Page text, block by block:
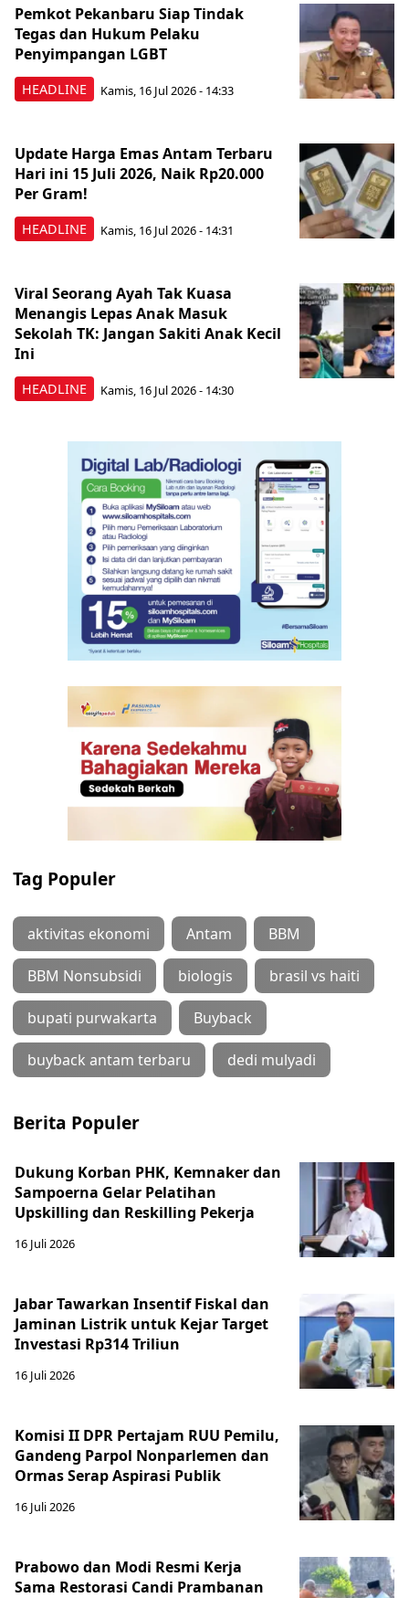
HEADLINE
Pemkot Pekanbaru Siap Tindak
Tegas dan Hukum Pelaku
Penyimpangan LGBT
Kamis, 16 Jul 2026 - 14:33
HEADLINE
Update Harga Emas Antam Terbaru
Hari ini 15 Juli 2026, Naik Rp20.000
Per Gram!
Kamis, 16 Jul 2026 - 14:31
HEADLINE
Viral Seorang Ayah Tak Kuasa
Menangis Lepas Anak Masuk
Sekolah TK: Jangan Sakiti Anak Kecil
Ini
Kamis, 16 Jul 2026 - 14:30
Tag Populer
aktivitas ekonomi Antam BBM
BBM Nonsubsidi biologis brasil vs haiti
bupati purwakarta Buyback
buyback antam terbaru dedi mulyadi
Berita Populer
Dukung Korban PHK, Kemnaker dan
Sampoerna Gelar Pelatihan
Upskilling dan Reskilling Pekerja
16 Juli 2026
Jabar Tawarkan Insentif Fiskal dan
Jaminan Listrik untuk Kejar Target
Investasi Rp314 Triliun
16 Juli 2026
Komisi II DPR Pertajam RUU Pemilu,
Gandeng Parpol Nonparlemen dan
Ormas Serap Aspirasi Publik
16 Juli 2026
Prabowo dan Modi Resmi Kerja
Sama Restorasi Candi Prambanan